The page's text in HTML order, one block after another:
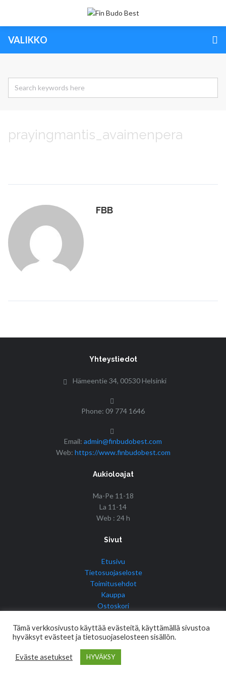
VALIKKO
prayingmantis_avaimenpera
FBB
Yhteystiedot
Hämeentie 34, 00530 Helsinki
Phone: 09 774 1646
Email: admin@finbudobest.com
Web: https://www.finbudobest.com
Aukioloajat
Ma-Pe 11-18
La 11-14
Web : 24 h
Sivut
Etusivu
Tietosuojaseloste
Toimitusehdot
Kauppa
Ostoskori
© Copyright 2017 Fin Budo Best | Golden Tiger
Tämä verkkosivusto käyttää evästeitä, käyttämällä sivustoa
hyväksyt evästeet ja tietosuojaselosteen sisällön.
Eväste asetukset HYVÄKSY